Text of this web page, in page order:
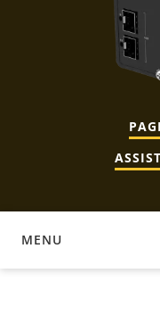
MENU
LOGICIEL DU